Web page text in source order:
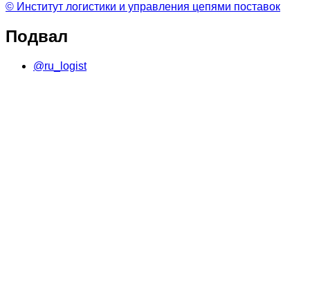
© Институт логистики и управления цепями поставок
Подвал
@ru_logist